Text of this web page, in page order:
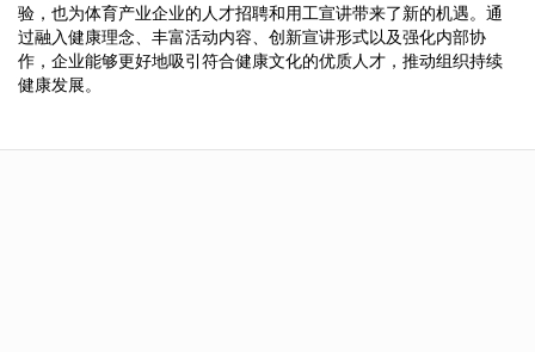
验，也为体育产业企业的人才招聘和用工宣讲带来了新的机遇。通
过融入健康理念、丰富活动内容、创新宣讲形式以及强化内部协
作，企业能够更好地吸引符合健康文化的优质人才，推动组织持续
健康发展。